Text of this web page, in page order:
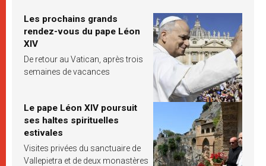
Les prochains grands
rendez-vous du pape Léon
XIV
De retour au Vatican, après trois
semaines de vacances
Le pape Léon XIV poursuit
ses haltes spirituelles
estivales
Visites privées du sanctuaire de
Vallepietra et de deux monastères